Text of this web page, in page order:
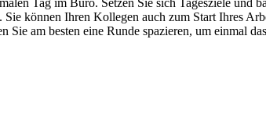
Tag im Büro. Setzen Sie sich Tagesziele und
können Ihren Kollegen auch zum Start Ihres
am besten eine Runde spazieren, um einmal